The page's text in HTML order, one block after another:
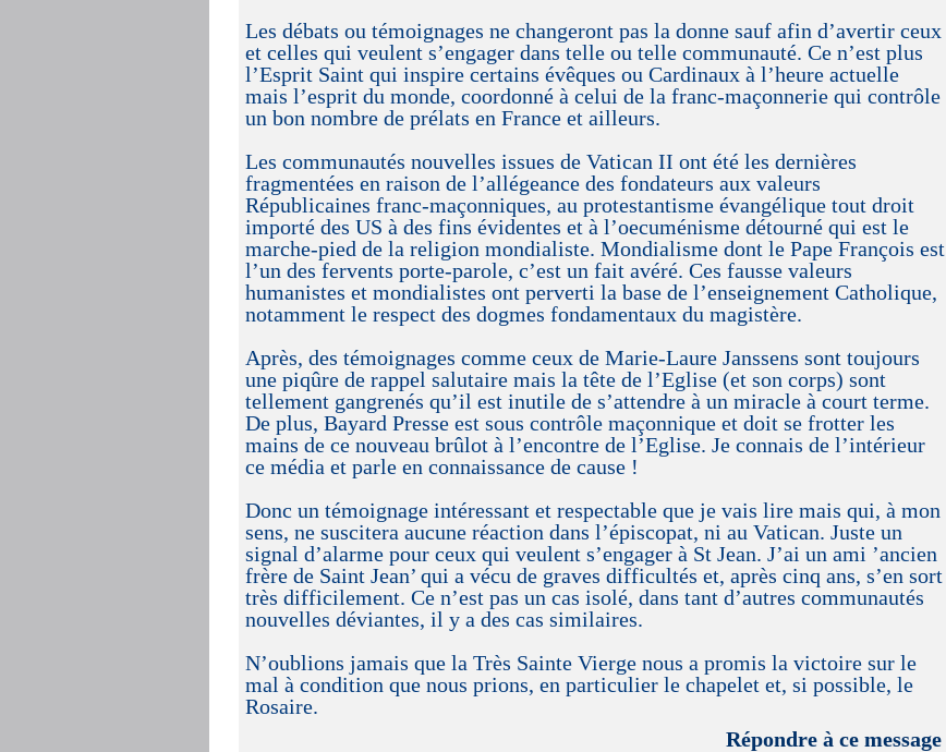
Les débats ou témoignages ne changeront pas la donne sauf afin d’avertir ceux
et celles qui veulent s’engager dans telle ou telle communauté. Ce n’est plus
l’Esprit Saint qui inspire certains évêques ou Cardinaux à l’heure actuelle
mais l’esprit du monde, coordonné à celui de la franc-maçonnerie qui contrôle
un bon nombre de prélats en France et ailleurs.
Les communautés nouvelles issues de Vatican II ont été les dernières
fragmentées en raison de l’allégeance des fondateurs aux valeurs
Républicaines franc-maçonniques, au protestantisme évangélique tout droit
importé des US à des fins évidentes et à l’oecuménisme détourné qui est le
marche-pied de la religion mondialiste. Mondialisme dont le Pape François est
l’un des fervents porte-parole, c’est un fait avéré. Ces fausse valeurs
humanistes et mondialistes ont perverti la base de l’enseignement Catholique,
notamment le respect des dogmes fondamentaux du magistère.
Après, des témoignages comme ceux de Marie-Laure Janssens sont toujours
une piqûre de rappel salutaire mais la tête de l’Eglise (et son corps) sont
tellement gangrenés qu’il est inutile de s’attendre à un miracle à court terme.
De plus, Bayard Presse est sous contrôle maçonnique et doit se frotter les
mains de ce nouveau brûlot à l’encontre de l’Eglise. Je connais de l’intérieur
ce média et parle en connaissance de cause !
Donc un témoignage intéressant et respectable que je vais lire mais qui, à mon
sens, ne suscitera aucune réaction dans l’épiscopat, ni au Vatican. Juste un
signal d’alarme pour ceux qui veulent s’engager à St Jean. J’ai un ami ’ancien
frère de Saint Jean’ qui a vécu de graves difficultés et, après cinq ans, s’en sort
très difficilement. Ce n’est pas un cas isolé, dans tant d’autres communautés
nouvelles déviantes, il y a des cas similaires.
N’oublions jamais que la Très Sainte Vierge nous a promis la victoire sur le
mal à condition que nous prions, en particulier le chapelet et, si possible, le
Rosaire.
Répondre à ce message